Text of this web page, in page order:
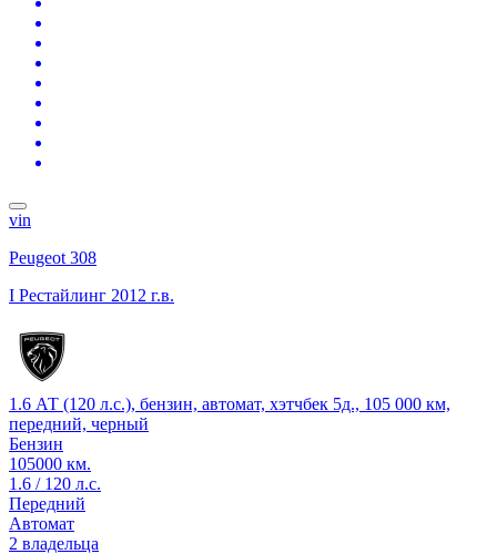
vin
Peugeot 308
I Рестайлинг 2012 г.в.
1.6 АТ (120 л.с.), бензин, автомат, хэтчбек 5д., 105 000 км,
передний, черный
Бензин
105000 км.
1.6 / 120 л.с.
Передний
Автомат
2 владельца